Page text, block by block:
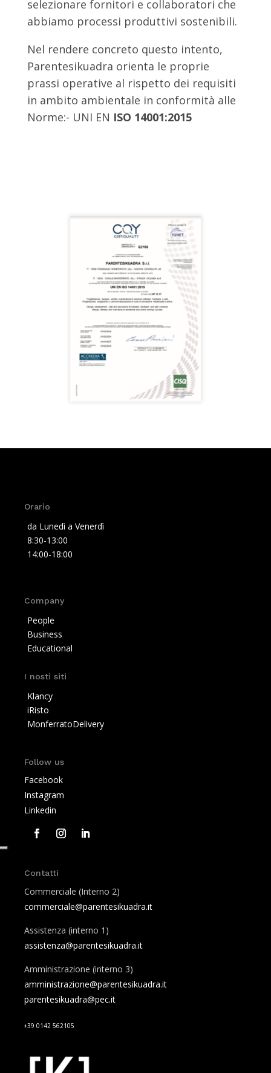
selezionare fornitori e collaboratori che
abbiamo processi produttivi sostenibili.
Nel rendere concreto questo intento,
Parentesikuadra orienta le proprie
prassi operative al rispetto dei requisiti
in ambito ambientale in conformità alle
Norme:- UNI EN ISO 14001:2015
Orario
da Lunedì a Venerdì
8:30-13:00
14:00-18:00
Company
People
Business
Educational
I nosti siti
Klancy
iRisto
MonferratoDelivery
Follow us
Facebook
Instagram
Linkedin
Contatti
Commerciale (Interno 2)
commerciale@parentesikuadra.it
Assistenza (interno 1)
assistenza@parentesikuadra.it
Amministrazione (interno 3)
amministrazione@parentesikuadra.it
parentesikuadra@pec.it
+39 0142 562105